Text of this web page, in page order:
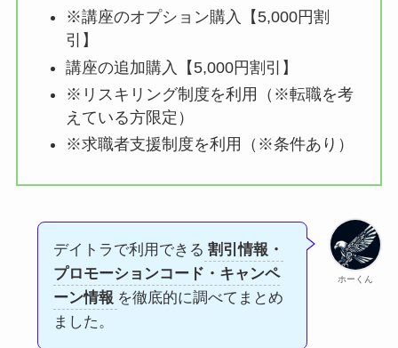
※講座のオプション購入【5,000円割
引】
講座の追加購入【5,000円割引】
※リスキリング制度を利用（※転職を考
えている方限定）
※求職者支援制度を利用（※条件あり）
ホーくん
デイトラで利用できる 割引情報・
プロモーションコード・キャンペ
ーン情報 を徹底的に調べてまとめ
ました。